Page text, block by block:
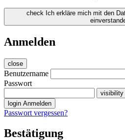
check Ich erkläre mich mit den
Anmelden
close
Benutzername
Passwort
visibility
login Anmelden
Passwort vergessen?
Bestätigung